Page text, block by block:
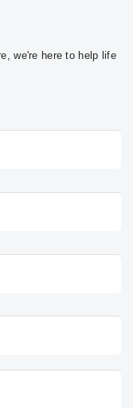
we're here to help life